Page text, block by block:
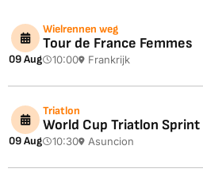
09 Aug
Wielrennen weg
Tour de France Femmes
10:00 Frankrijk
09 Aug
Triatlon
World Cup Triatlon Sprint
10:30 Asuncion